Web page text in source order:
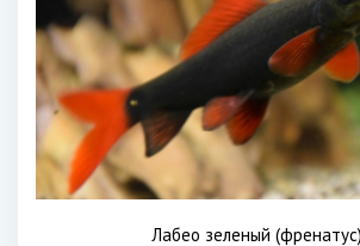
Лабео зеленый (френатус)